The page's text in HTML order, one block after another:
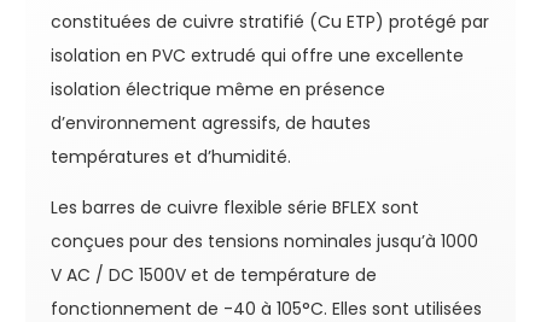
constituées de cuivre stratifié (Cu ETP) protégé par
isolation en PVC extrudé qui offre une excellente
isolation électrique même en présence
d’environnement agressifs, de hautes
températures et d’humidité.
Les barres de cuivre flexible série BFLEX sont
conçues pour des tensions nominales jusqu’à 1000
V AC / DC 1500V et de température de
fonctionnement de -40 à 105°C. Elles sont utilisées